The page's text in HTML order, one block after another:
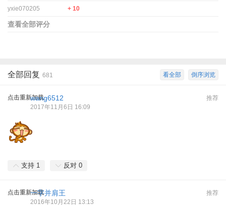
yxie070205 + 10
查看全部评分
倒序浏览
看全部
全部回复 681
点击重新加载 推荐
wang6512
2017年11月6日 16:09
支持 1 反对 0
点击重新加载 推荐
一字并肩王
2016年10月22日 13:13